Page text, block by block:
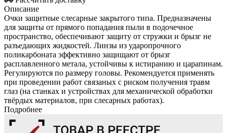
Описание
Очки защитные слесарные закрытого типа. Предназначены
для защиты от прямого попадания пыли в подочечное
пространство, обеспечивают защиту от стружки и брызг не
разъедающих жидкостей. Линзы из ударопрочного
поликарбоната эффективно защищают от брызг
расплавленного метала, устойчивы к истиранию и царапинам.
Регулируются по размеру головы. Рекомендуется применять
при проведении работ связаных с риском получения травм
глаз (на станках и устройствах для механической обработки
твёрдых материалов, при слесарных работах).
Подробнее